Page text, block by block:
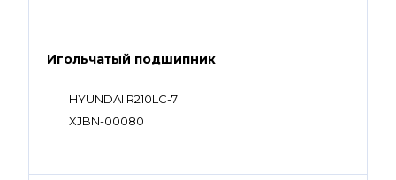
Игольчатый подшипник
HYUNDAI R210LC-7
XJBN-00080